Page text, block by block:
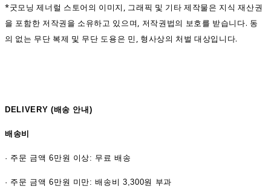
*굿모닝 제너럴 스토어의 이미지, 그래픽 및 기타 제작물은 지식 재산권
을 포함한 저작권을 소유하고 있으며, 저작권법의 보호를 받습니다. 동
의 없는 무단 복제 및 무단 도용은 민, 형사상의 처벌 대상입니다.
DELIVERY (배송 안내)
배송비
· 주문 금액 6만원 이상: 무료 배송
· 주문 금액 6만원 미만: 배송비 3,300원 부과